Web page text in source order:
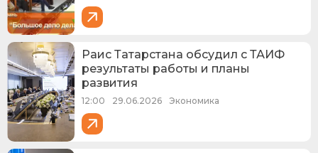
Раис Татарстана обсудил с ТАИФ
результаты работы и планы
развития
12:00 29.06.2026 Экономика